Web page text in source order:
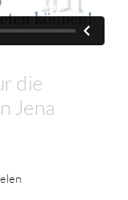
die
Jena